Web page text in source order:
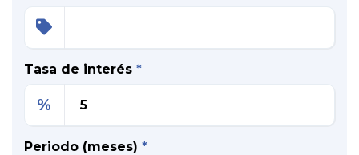
Tasa de interés *
%
Periodo (meses) *